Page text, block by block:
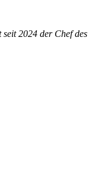
2024 der Chef des